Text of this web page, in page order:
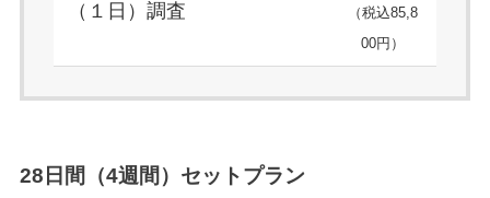
（１日）調査
（税込85,8
00円）
28日間（4週間）セットプラン